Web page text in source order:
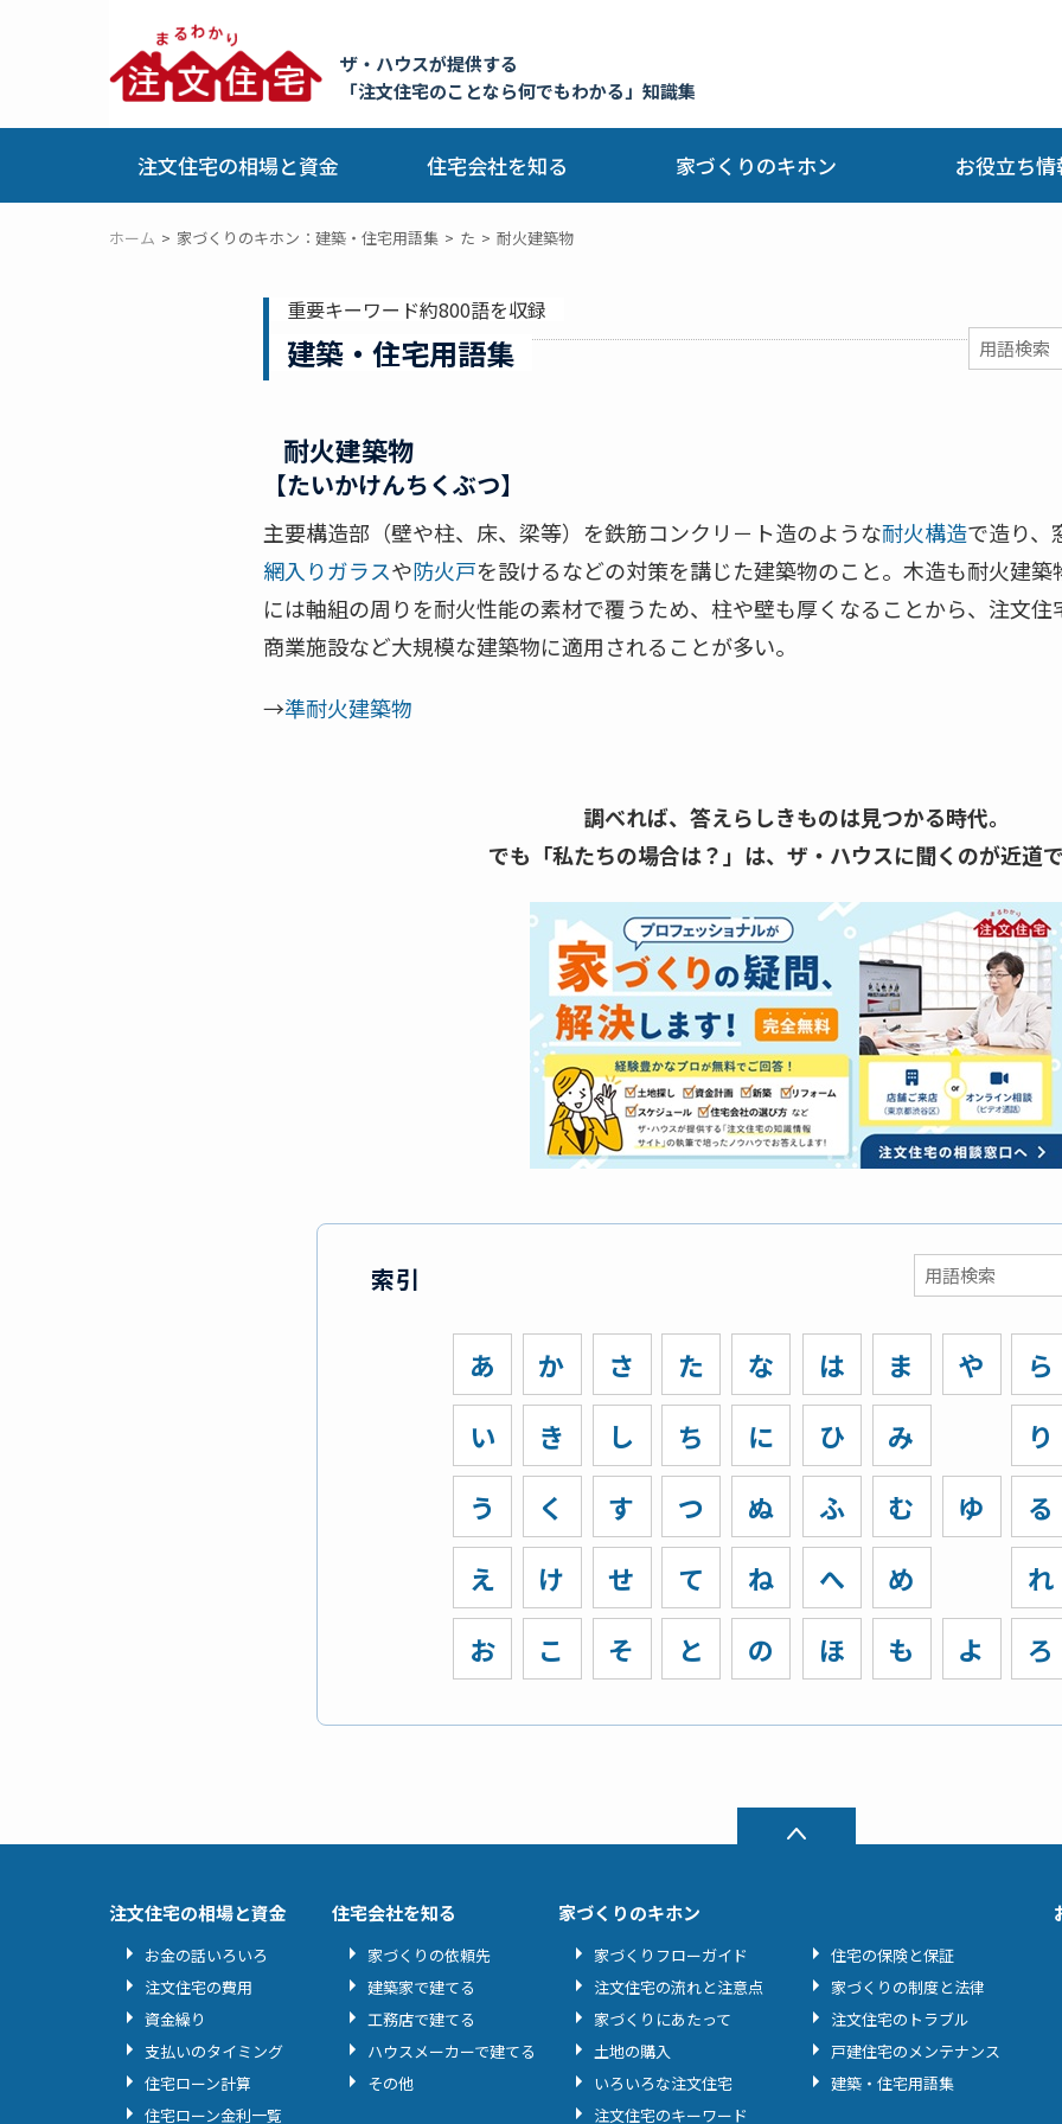
ザ・ハウスが提供する
「注文住宅のことなら何でもわかる」知識集
注文住宅の相場と資金 住宅会社を知る 家づくりのキホン お役立ち情
ホーム 家づくりのキホン：建築・住宅用語集 た 耐火建築物
重要キーワード約800語を収録
建築・住宅用語集
耐火建築物
【たいかけんちくぶつ】
主要構造部（壁や柱、床、梁等）を鉄筋コンクリ－ト造のような耐火構造で造り、
網入りガラスや防火戸を設けるなどの対策を講じた建築物のこと。木造も耐火建
には軸組の周りを耐火性能の素材で覆うため、柱や壁も厚くなることから、注文
商業施設など大規模な建築物に適用されることが多い。
→準耐火建築物
調べれば、答えらしきものは見つかる時代。
でも「私たちの場合は？」は、 ザ・ハウスに聞くのが近道
索引
あ
い
う
え
お
か
き
く
け
こ
さ
し
す
せ
そ
た
ち
つ
て
と
な
に
ぬ
ね
の
は
ひ
ふ
へ
ほ
ま
み
む
め
も
や
ゆ
よ
ら
り
る
れ
ろ
注文住宅の相場と資金
お金の話いろいろ
注文住宅の費用
資金繰り
支払いのタイミング
住宅ローン計算
住宅ローン金利一覧
住宅会社を知る
家づくりの依頼先
建築家で建てる
工務店で建てる
ハウスメーカーで建てる
その他
家づくりのキホン
家づくりフローガイド
注文住宅の流れと注意点
家づくりにあたって
土地の購入
いろいろな注文住宅
注文住宅のキーワード
住宅の保険と保証
家づくりの制度と法律
注文住宅のトラブル
戸建住宅のメンテナンス
建築・住宅用語集